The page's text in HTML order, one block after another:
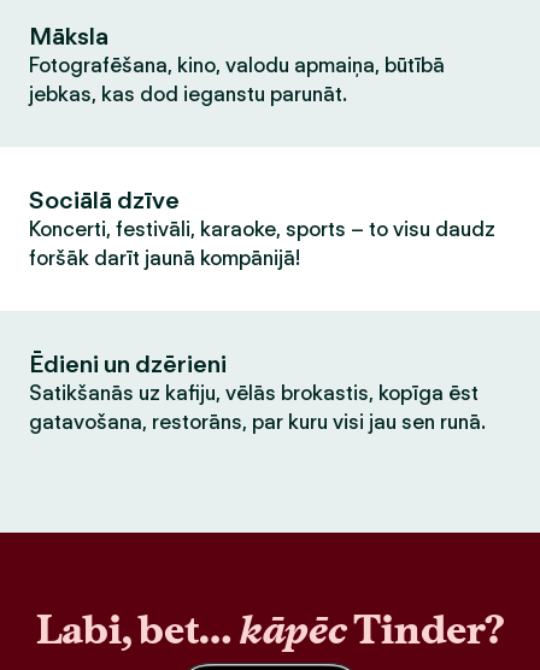
Māksla
Fotografēšana, kino, valodu apmaiņa, būtībā
jebkas, kas dod ieganstu parunāt.
Sociālā dzīve
Koncerti, festivāli, karaoke, sports – to visu daudz
foršāk darīt jaunā kompānijā!
Ēdieni un dzērieni
Satikšanās uz kafiju, vēlās brokastis, kopīga ēst
gatavošana, restorāns, par kuru visi jau sen runā.
Labi, bet…kāpēcTinder?